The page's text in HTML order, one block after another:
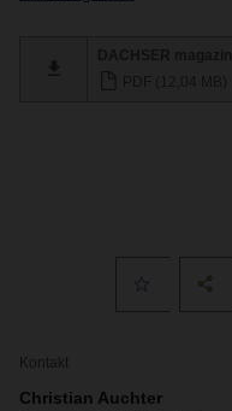
Kontakt
Christian Auchter